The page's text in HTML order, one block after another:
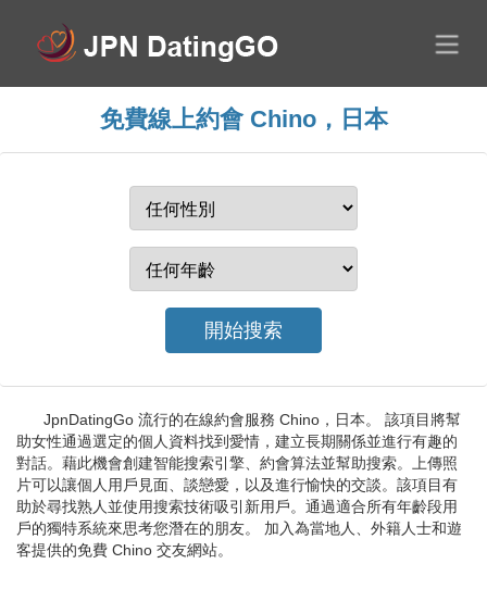
免費線上約會 Chino，日本
JpnDatingGo 流行的在線約會服務 Chino，日本。 該項目將幫
助女性通過選定的個人資料找到愛情，建立長期關係並進行有趣的
對話。藉此機會創建智能搜索引擎、約會算法並幫助搜索。上傳照
片可以讓個人用戶見面、談戀愛，以及進行愉快的交談。該項目有
助於尋找熟人並使用搜索技術吸引新用戶。通過適合所有年齡段用
戶的獨特系統來思考您潛在的朋友。 加入為當地人、外籍人士和遊
客提供的免費 Chino 交友網站。